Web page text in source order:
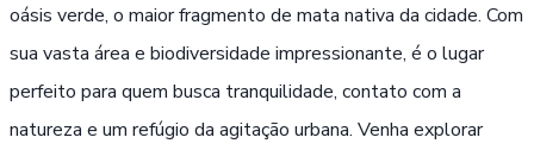
oásis verde, o maior fragmento de mata nativa da cidade. Com
sua vasta área e biodiversidade impressionante, é o lugar
perfeito para quem busca tranquilidade, contato com a
natureza e um refúgio da agitação urbana. Venha explorar